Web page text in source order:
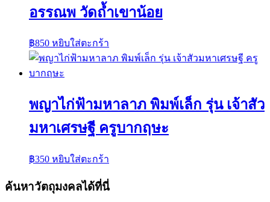
อรรณพ วัดถ้ำเขาน้อย
฿850 หยิบใส่ตะกร้า
พญาไก่ฟ้ามหาลาภ พิมพ์เล็ก รุ่น เจ้าสัว
มหาเศรษฐี ครูบากฤษะ
฿350 หยิบใส่ตะกร้า
ค้นหาวัตถุมงคลได้ที่นี่